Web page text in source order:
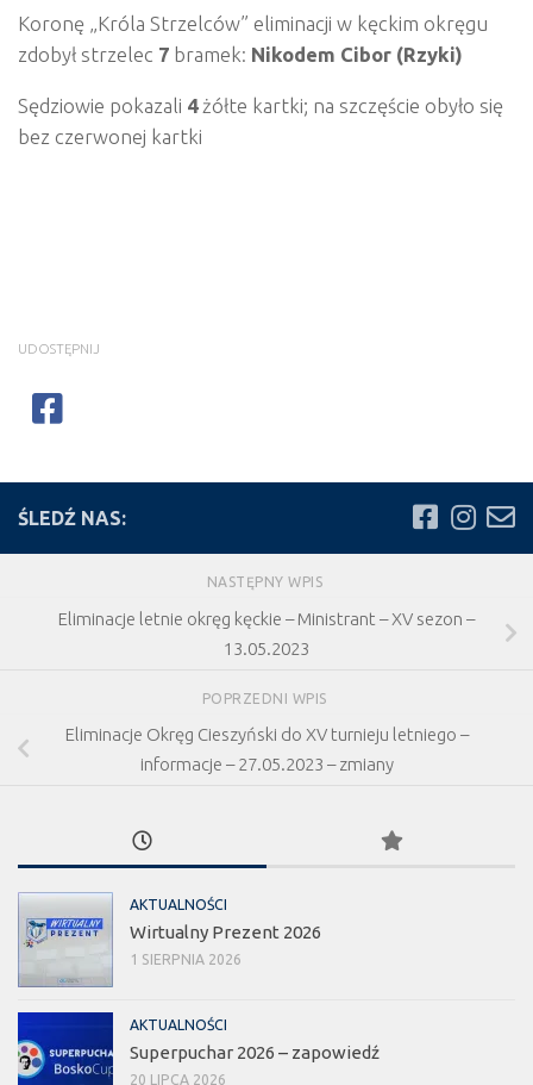
Koronę „Króla Strzelców” eliminacji w kęckim okręgu
zdobył strzelec 7 bramek: Nikodem Cibor (Rzyki)
Sędziowie pokazali 4 żółte kartki; na szczęście obyło się
bez czerwonej kartki
UDOSTĘPNIJ
ŚLEDŹ NAS:
NASTĘPNY WPIS
Eliminacje letnie okręg kęckie – Ministrant – XV sezon –
13.05.2023
POPRZEDNI WPIS
Eliminacje Okręg Cieszyński do XV turnieju letniego –
informacje – 27.05.2023 – zmiany
AKTUALNOŚCI
Wirtualny Prezent 2026
1 SIERPNIA 2026
AKTUALNOŚCI
Superpuchar 2026 – zapowiedź
20 LIPCA 2026